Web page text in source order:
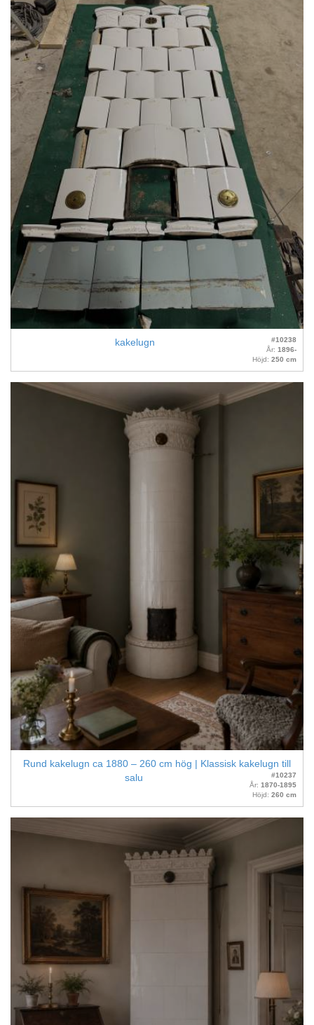
kakelugn
#10238
År: 1896-
Höjd: 250 cm
Rund kakelugn ca 1880 – 260 cm hög | Klassisk kakelugn till
salu
#10237
År: 1870-1895
Höjd: 260 cm